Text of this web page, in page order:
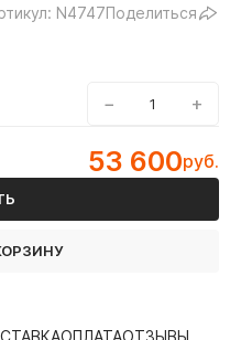
N4747Поделиться
− +
53 600руб.